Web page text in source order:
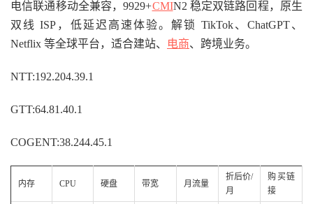
电信联通移动全兼容，9929+CMIN2 稳定双链路回程，原生
双线 ISP，低延迟高速体验。解锁 TikTok、ChatGPT、
Netflix 等全球平台，适合建站、
电商、跨境业务。
NTT:192.204.39.1
GTT:64.81.40.1
COGENT:38.244.45.1
内存 CPU 硬盘 带宽 月流量
折后价/
月
购买链
接